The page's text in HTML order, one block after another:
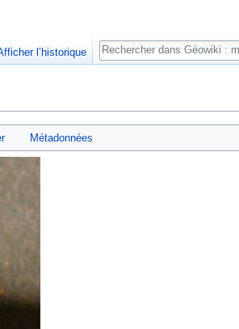
Métadonnées
l’historique
Rechercher